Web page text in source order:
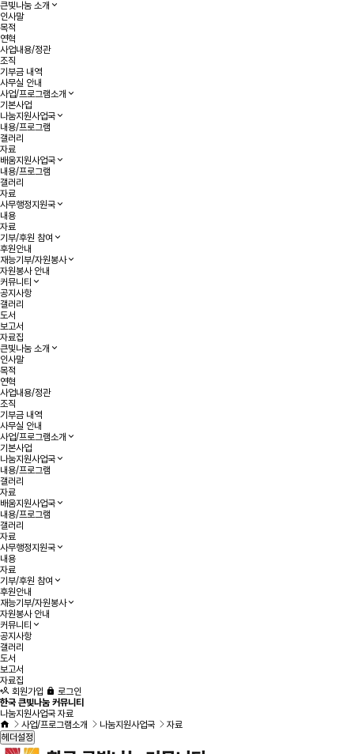
큰빛나눔 소개
인사말
목적
연혁
사업내용/정관
조직
기부금 내역
사무실 안내
사업/프로그램소개
기본사업
나눔지원사업국
내용/프로그램
갤러리
자료
배움지원사업국
내용/프로그램
갤러리
자료
사무행정지원국
내용
자료
기부/후원 참여
후원안내
재능기부/자원봉사
자원봉사 안내
커뮤니티
공지사항
갤러리
도서
보고서
자료집
큰빛나눔 소개
인사말
목적
연혁
사업내용/정관
조직
기부금 내역
사무실 안내
사업/프로그램소개
기본사업
나눔지원사업국
내용/프로그램
갤러리
자료
배움지원사업국
내용/프로그램
갤러리
자료
사무행정지원국
내용
자료
기부/후원 참여
후원안내
재능기부/자원봉사
자원봉사 안내
커뮤니티
공지사항
갤러리
도서
보고서
자료집
회원가입
로그인
한국 큰빛나눔 커뮤니티
나눔지원사업국 자료
사업/프로그램소개
나눔지원사업국
자료
헤더설정